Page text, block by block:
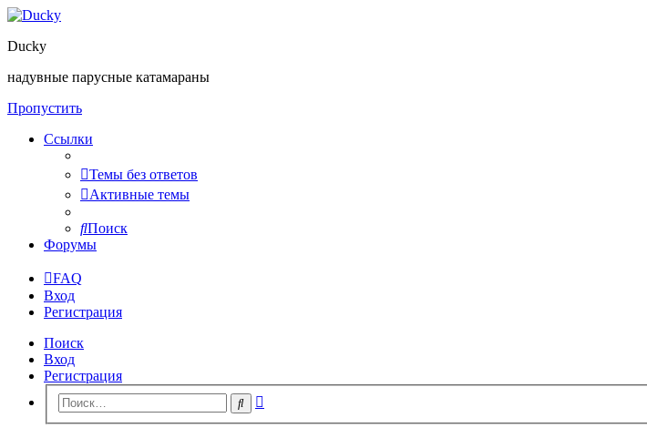
Ducky
надувные парусные катамараны
Пропустить
Ссылки
Темы без ответов
Активные темы
Поиск
Форумы
FAQ
Вход
Регистрация
Поиск
Вход
Регистрация
Поиск